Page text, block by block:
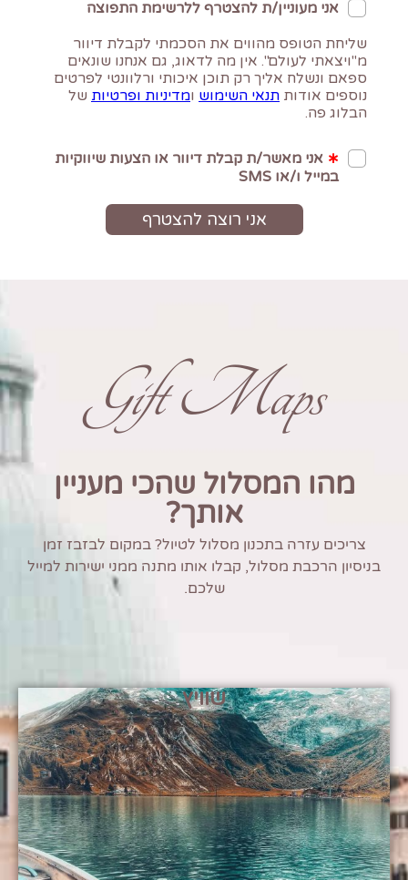
Gift Maps
מהו המסלול שהכי מעניין
אותך?
צריכים עזרה בתכנון מסלול לטיול? במקום לבזבז זמן
בניסיון הרכבת מסלול, קבלו אותו מתנה ממני ישירות למייל
שלכם.
שוויץ